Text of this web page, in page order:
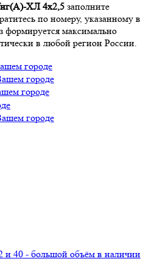
ХЛ 4х2,5 заполните
по номеру, указанному в
формируется максимально
в любой регион России.
и 40 - большой объём в наличии